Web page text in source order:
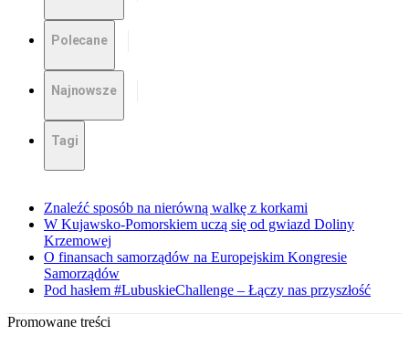
Polecane
Najnowsze
Tagi
Znaleźć sposób na nierówną walkę z korkami
W Kujawsko-Pomorskiem uczą się od gwiazd Doliny
Krzemowej
O finansach samorządów na Europejskim Kongresie
Samorządów
Pod hasłem #LubuskieChallenge – Łączy nas przyszłość
Promowane treści